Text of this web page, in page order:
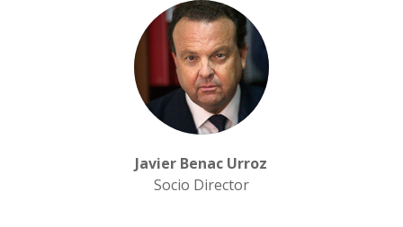
Javier Benac Urroz
Socio Director